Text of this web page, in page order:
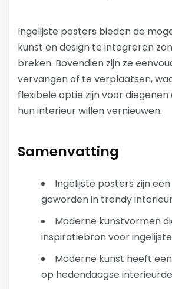
Ingelijste posters bieden de
kunst en design te integreren
breken. Bovendien zijn ze
vervangen of te verplaatsen,
flexibele optie zijn voor
hun interieur willen vernieuwen.
Samenvatting
Ingelijste posters zijn
geworden in trendy
Moderne kunstvormen
inspiratiebron voor
Moderne kunst heeft
op hedendaagse